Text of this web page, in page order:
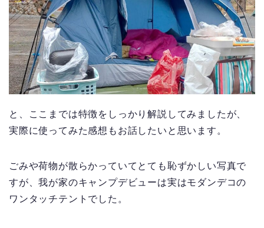
と、ここまでは特徴をしっかり解説してみましたが、
実際に使ってみた感想もお話したいと思います。
ごみや荷物が散らかっていてとても恥ずかしい写真で
すが、我が家のキャンプデビューは実はモダンデコの
ワンタッチテントでした。